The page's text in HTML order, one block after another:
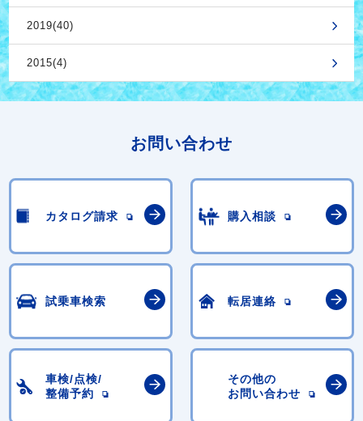
2019(40)
2015(4)
お問い合わせ
カタログ請求 購入相談
試乗車検索 転居連絡
車検/点検/
整備予約
その他の
お問い合わせ